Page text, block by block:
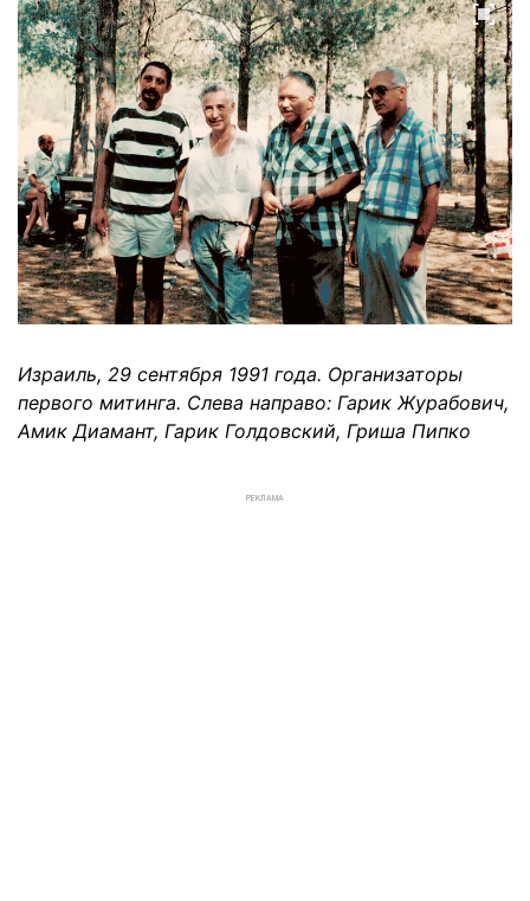
Израиль, 29 сентября 1991 года. Организаторы
первого митинга. Слева направо: Гарик Журабович,
Амик Диамант, Гарик Голдовский, Гриша Пипко
РЕКЛАМА